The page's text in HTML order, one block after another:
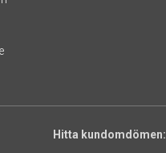
Hitta kundomdömen: